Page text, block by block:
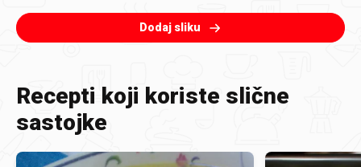
Dodaj sliku
Recepti koji koriste slične
sastojke